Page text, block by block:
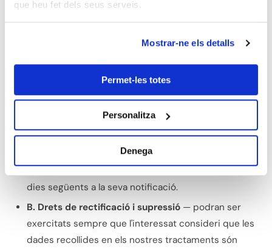
que heu fet dels seus serveis.
Mostrar-ne els detalls
Permet-les totes
Personalitza
Denega
General de Protecció de Dades, la Llei 29/2021
qualificada de protecció de dades, i el Decret
— a exercitar amb periodicitat anual,
excepte interès legítim acreditat. INTERPESCA
procedirà a notificar la seva decisió en el termini
d'un mes. Si fos en sentit afirmatiu, l'interessat podrà
dies següents a la seva notificació.
B. Drets de rectificació i supressió — podran ser
exercitats sempre que l'interessat consideri que les
dades recollides en els nostres tractaments són